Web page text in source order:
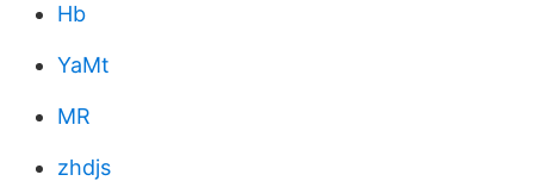
Hb
YaMt
MR
zhdjs